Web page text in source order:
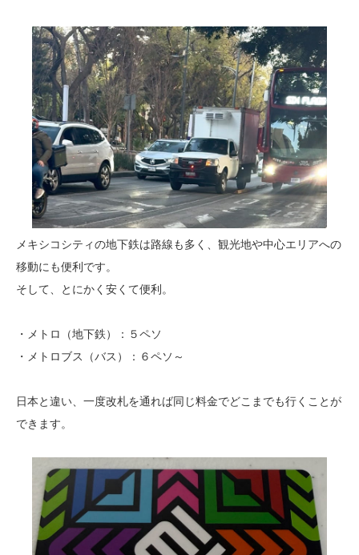
メキシコシティの地下鉄は路線も多く、観光地や中心エリアへの
移動にも便利です。
そして、とにかく安くて便利。
・メトロ（地下鉄）：５ペソ
・メトロブス（バス）：６ペソ～
日本と違い、一度改札を通れば同じ料金でどこまでも行くことが
できます。